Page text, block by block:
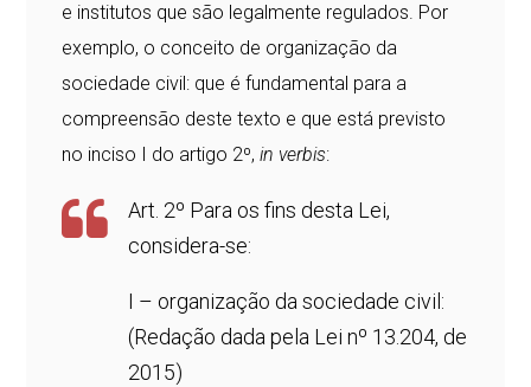
e institutos que são legalmente regulados. Por
exemplo, o conceito de organização da
sociedade civil: que é fundamental para a
compreensão deste texto e que está previsto
no inciso I do artigo 2º,in verbis:
Art. 2º Para os fins desta Lei,
considera-se:
I – organização da sociedade civil:
(Redação dada pela Lei nº 13.204, de
2015)